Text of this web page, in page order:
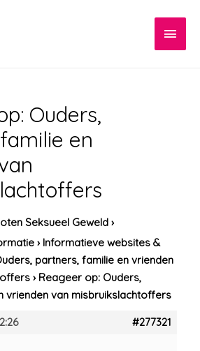
Ouders,
en
Seksueel Geweld ›
› Informatieve websites &
partners, familie en vrienden
› Reageer op: Ouders,
vrienden van misbruikslachtoffers
#277321